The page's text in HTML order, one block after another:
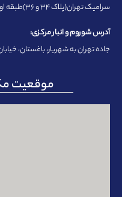
سرامیک تهران(پلاک ۳۴ و ۳۶)طبقه اول اداری واحد ۲
آدرس شوروم و انبار مرکزی:
جاده تهران به شهریار، باغستان، خیابان ۱۵ متری سبلان،نبش وحید ۳ پلاک
موقعیت